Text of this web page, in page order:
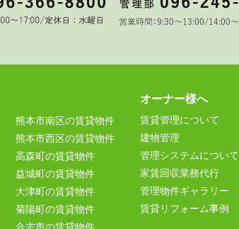
熊本市南区の賃貸物件
熊本市西区の賃貸物件
高森町の賃貸物件
益城町の賃貸物件
大津町の賃貸物件
菊陽町の賃貸物件
オーナー様へ
賃貸管理について
建物管理
管理システムについて
家賃回収業務代行
管理物件ギャラリー
賃貸リフォーム事例